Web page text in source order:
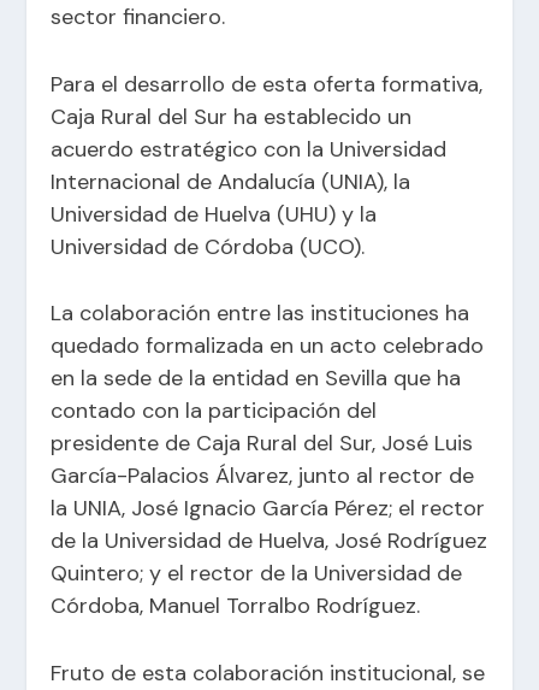
sector financiero.
Para el desarrollo de esta oferta formativa,
Caja Rural del Sur ha establecido un
acuerdo estratégico con la Universidad
Internacional de Andalucía (UNIA), la
Universidad de Huelva (UHU) y la
Universidad de Córdoba (UCO).
La colaboración entre las instituciones ha
quedado formalizada en un acto celebrado
en la sede de la entidad en Sevilla que ha
contado con la participación del
presidente de Caja Rural del Sur, José Luis
García-Palacios Álvarez, junto al rector de
la UNIA, José Ignacio García Pérez; el rector
de la Universidad de Huelva, José Rodríguez
Quintero; y el rector de la Universidad de
Córdoba, Manuel Torralbo Rodríguez.
Fruto de esta colaboración institucional, se